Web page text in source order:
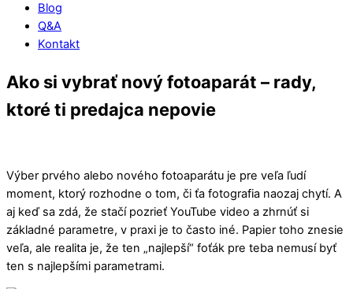
Blog
Q&A
Kontakt
Close
Menu
Ako si vybrať nový fotoaparát – rady,
ktoré ti predajca nepovie
Výber prvého alebo nového fotoaparátu je pre veľa ľudí
moment, ktorý rozhodne o tom, či ťa fotografia naozaj chytí. A
aj keď sa zdá, že stačí pozrieť YouTube video a zhrnúť si
základné parametre, v praxi je to často iné. Papier toho znesie
veľa, ale realita je, že ten „najlepší“ foťák pre teba nemusí byť
ten s najlepšími parametrami.